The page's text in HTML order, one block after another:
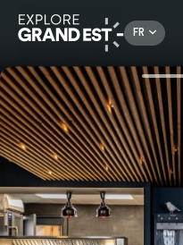
FR
Chambres d’hôtes